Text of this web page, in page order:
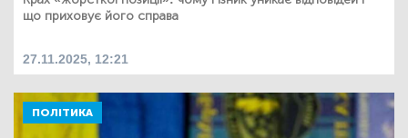
що приховує його справа
27.11.2025, 12:21
ПОЛІТИКА